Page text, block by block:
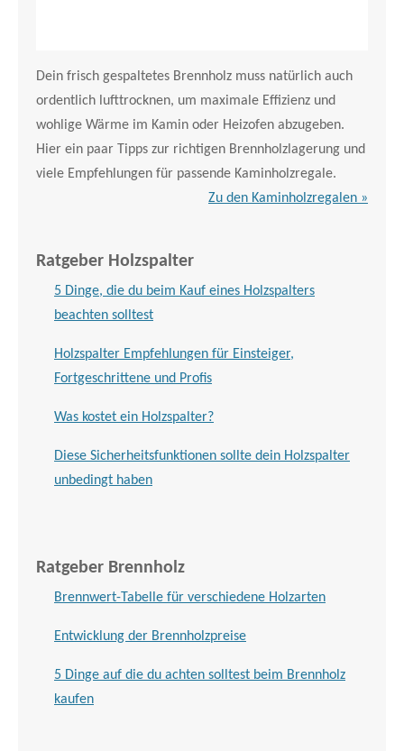
Dein frisch gespaltetes Brennholz muss natürlich auch
ordentlich lufttrocknen, um maximale Effizienz und
wohlige Wärme im Kamin oder Heizofen abzugeben.
Hier ein paar Tipps zur richtigen Brennholzlagerung und
viele Empfehlungen für passende Kaminholzregale.
Zu den Kaminholzregalen »
Ratgeber Holzspalter
5 Dinge, die du beim Kauf eines Holzspalters
beachten solltest
Holzspalter Empfehlungen für Einsteiger,
Fortgeschrittene und Profis
Was kostet ein Holzspalter?
Diese Sicherheitsfunktionen sollte dein Holzspalter
unbedingt haben
Ratgeber Brennholz
Brennwert-Tabelle für verschiedene Holzarten
Entwicklung der Brennholzpreise
5 Dinge auf die du achten solltest beim Brennholz
kaufen